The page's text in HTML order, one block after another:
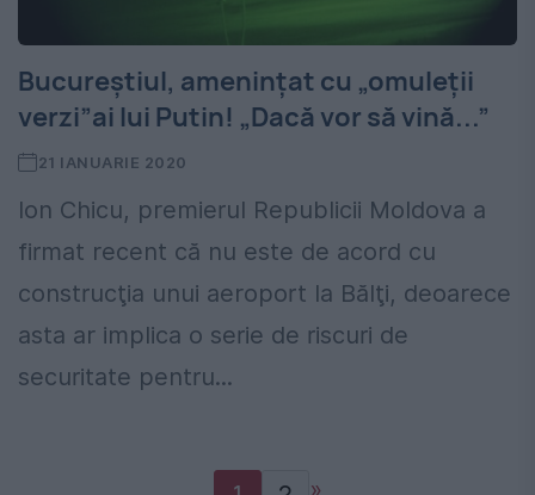
Bucureștiul, amenințat cu „omuleţii
verzi”ai lui Putin! „Dacă vor să vină...”
21 IANUARIE 2020
Ion Chicu, premierul Republicii Moldova a
firmat recent că nu este de acord cu
construcţia unui aeroport la Bălţi, deoarece
asta ar implica o serie de riscuri de
securitate pentru...